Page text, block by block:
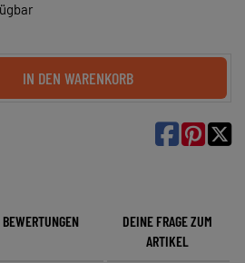
IN DEN WARENKORB

BEWERTUNGEN
DEINE FRAGE ZUM
ARTIKEL